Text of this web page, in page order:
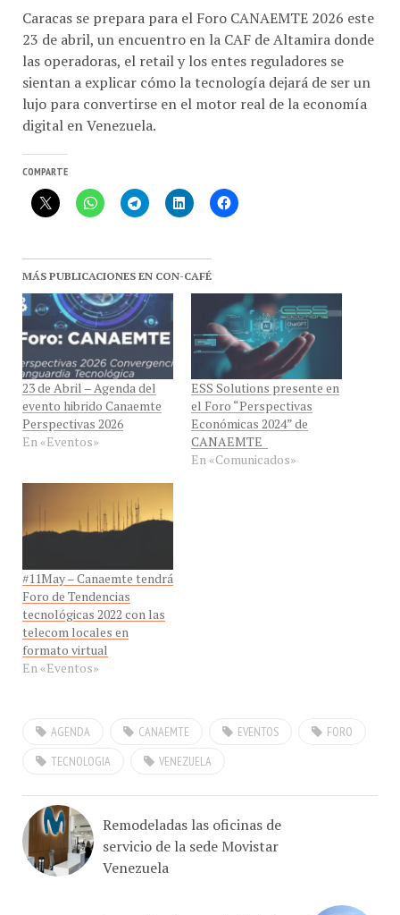
23 de abril, un encuentro en la CAF de Altamira donde
las operadoras, el retail y los entes reguladores se
sientan a explicar cómo la tecnología dejará de ser un
lujo para convertirse en el motor real de la economía
digital en Venezuela.
COMPARTE
MÁS PUBLICACIONES EN CON-CAFÉ
23 de Abril – Agenda del
evento hibrido Canaemte
Perspectivas 2026
En «Eventos»
ESS Solutions presente en
el Foro “Perspectivas
Económicas 2024” de
CANAEMTE
En «Comunicados»
Foro de Tendencias
tecnológicas 2022 con las
telecom locales en
formato virtual
En «Eventos»
TECNOLOGIA
VENEZUELA
servicio de la sede Movistar
Venezuela